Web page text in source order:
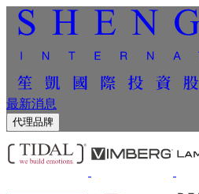
最新消息
代理品牌